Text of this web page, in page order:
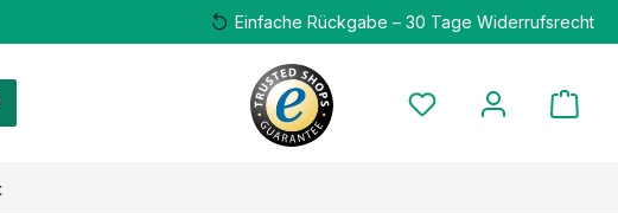
Einfache Rückgabe – 30 Tage Widerrufsrecht